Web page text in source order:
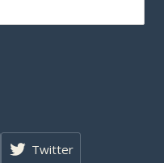
Twitter